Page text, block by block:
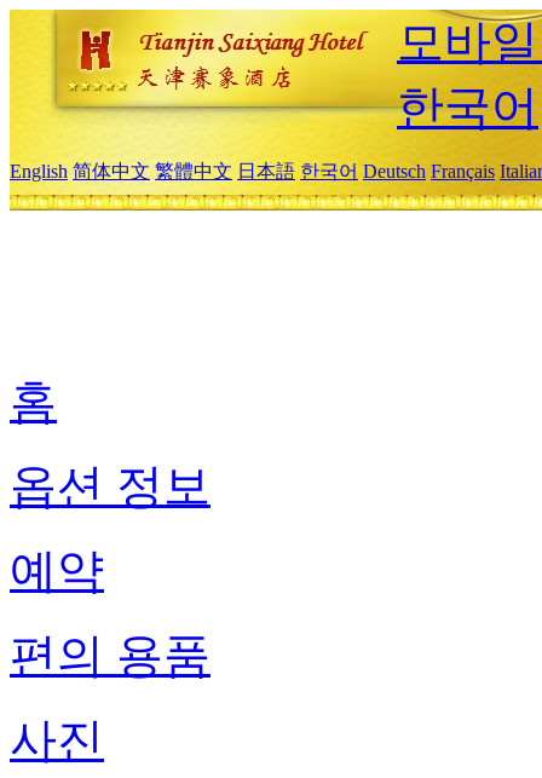
모바
한국어
English 简体中文 繁體中文 日本語 한국어 Deutsch Français
홈
옵션 정보
예약
편의 용품
사진